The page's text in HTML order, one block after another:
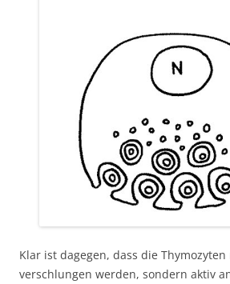
Klar ist dagegen, dass die
verschlungen werden, sondern aktiv